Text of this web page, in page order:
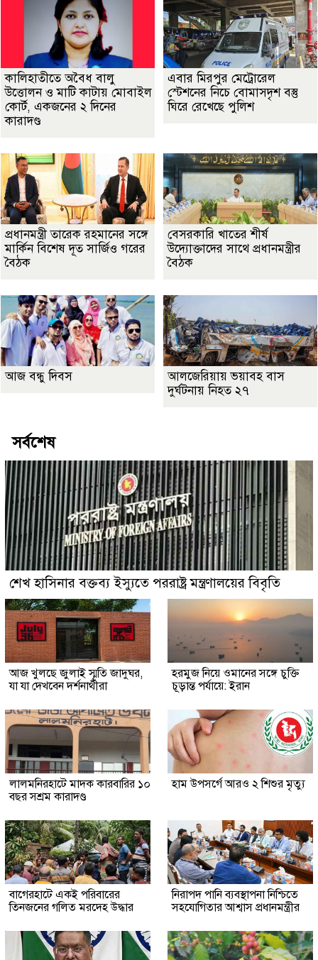
কালিহাতীতে অবৈধ বালু
উত্তোলন ও মাটি কাটায় মোবাইল
কোর্ট, একজনের ২ দিনের
কারাদণ্ড
এবার মিরপুর মেট্রোরেল
স্টেশনের নিচে বোমাসদৃশ বস্তু
ঘিরে রেখেছে পুলিশ
প্রধানমন্ত্রী তারেক রহমানের সঙ্গে
মার্কিন বিশেষ দূত সার্জিও গরের
বৈঠক
বেসরকারি খাতের শীর্ষ
উদ্যোক্তাদের সাথে প্রধানমন্ত্রীর
বৈঠক
আজ বন্ধু দিবস
আলজেরিয়ায় ভয়াবহ বাস
দুর্ঘটনায় নিহত ২৭
সর্বশেষ
শেখ হাসিনার বক্তব্য ইস্যুতে পররাষ্ট্র মন্ত্রণালয়ের বিবৃতি
আজ খুলছে জুলাই স্মৃতি জাদুঘর,
যা যা দেখবেন দর্শনার্থীরা
হরমুজ নিয়ে ওমানের সঙ্গে চুক্তি
চূড়ান্ত পর্যায়ে: ইরান
লালমনিরহাটে মাদক কারবারির ১০
বছর সশ্রম কারাদণ্ড
হাম উপসর্গে আরও ২ শিশুর মৃত্যু
‎বাগেরহাটে একই পরিবারের
তিনজনের গলিত মরদেহ উদ্ধার
নিরাপদ পানি ব্যবস্থাপনা নিশ্চিতে
সহযোগিতার আশ্বাস প্রধানমন্ত্রীর